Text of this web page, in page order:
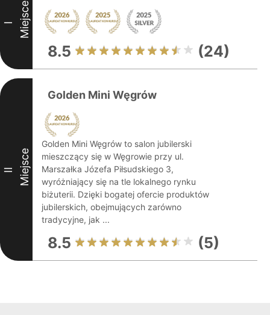
I Miejsce
8.5 (24)
II Miejsce
Golden Mini Węgrów
Golden Mini Węgrów to salon jubilerski
mieszczący się w Węgrowie przy ul.
Marszałka Józefa Piłsudskiego 3,
wyróżniający się na tle lokalnego rynku
biżuterii. Dzięki bogatej ofercie produktów
jubilerskich, obejmujących zarówno
tradycyjne, jak ...
8.5 (5)